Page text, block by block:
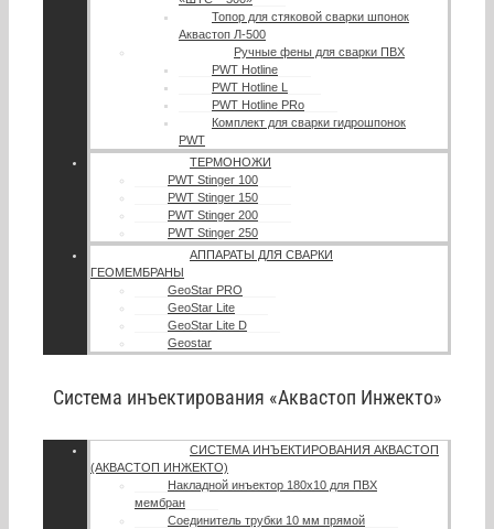
Топор для стяковой сварки шпонок
Аквастоп Л-500
Ручные фены для сварки ПВХ
PWT Hotline
PWT Hotline L
PWT Hotline PRo
Комплект для сварки гидрошпонок
PWT
ТЕРМОНОЖИ
PWT Stinger 100
PWT Stinger 150
PWT Stinger 200
PWT Stinger 250
АППАРАТЫ ДЛЯ СВАРКИ
ГЕОМЕМБРАНЫ
GeoStar PRO
GeoStar Lite
GeoStar Lite D
Geostar
Система инъектирования «Аквастоп Инжекто»
СИСТЕМА ИНЪЕКТИРОВАНИЯ АКВАСТОП
(АКВАСТОП ИНЖЕКТО)
Накладной инъектор 180х10 для ПВХ
мембран
Соединитель трубки 10 мм прямой